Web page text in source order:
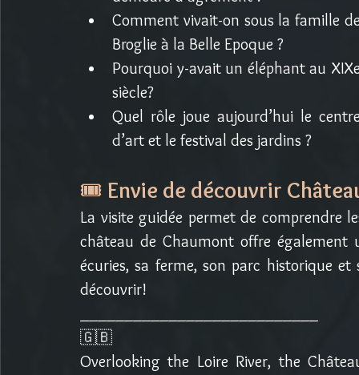
Comment vivait-on sous la famille
Broglie à la Belle Epoque ?
Pourquoi y-avait un éléphant au
siècle?
Quel rôle joue aujourd’hui le
d’art et le festival des jardins ?
🎟️ Envie de découvrir
La visite guidée permet de comprendre
château de Chaumont offre également
écuries, sa ferme, son parc historique
découvrir!
🇬🇧
Overlooking the Loire River, the